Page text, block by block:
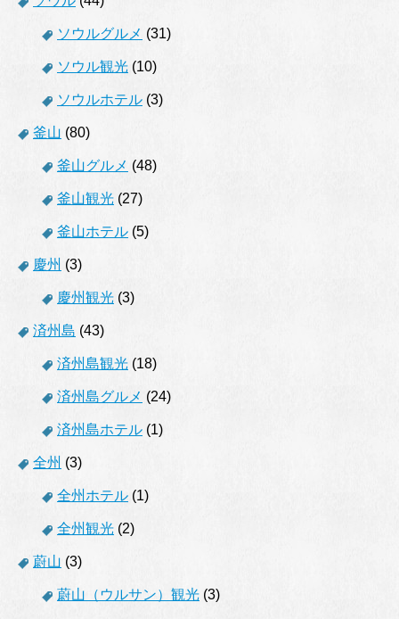
ソウルグルメ (31)
ソウル観光 (10)
ソウルホテル (3)
釜山 (80)
釜山グルメ (48)
釜山観光 (27)
釜山ホテル (5)
慶州 (3)
慶州観光 (3)
済州島 (43)
済州島観光 (18)
済州島グルメ (24)
済州島ホテル (1)
全州 (3)
全州ホテル (1)
全州観光 (2)
蔚山 (3)
蔚山（ウルサン）観光 (3)